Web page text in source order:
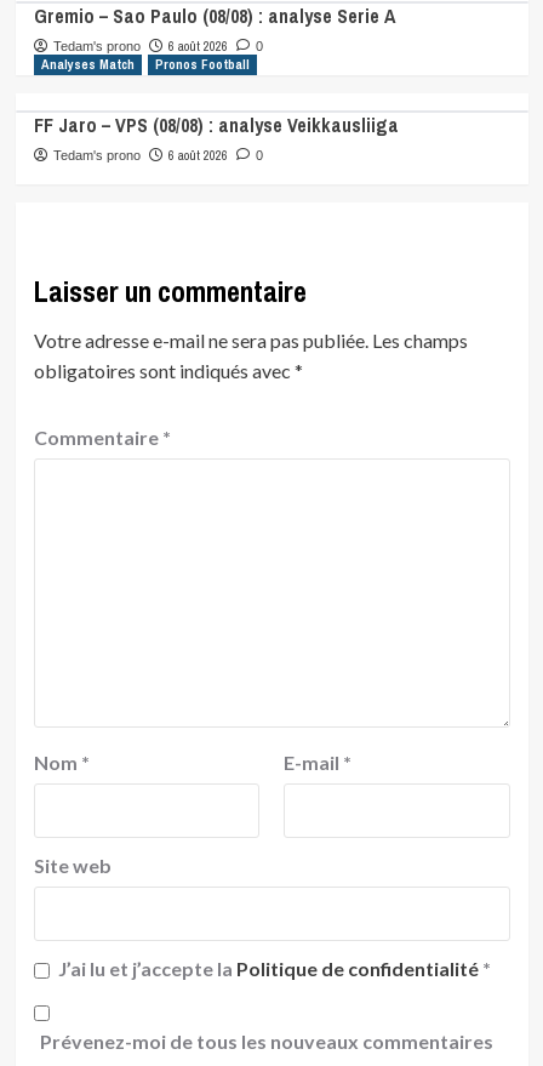
Gremio – Sao Paulo (08/08) : analyse Serie A
Tedam's prono 6 août 2026 0
Analyses Match Pronos Football
FF Jaro – VPS (08/08) : analyse Veikkausliiga
Tedam's prono 6 août 2026 0
Laisser un commentaire
Votre adresse e-mail ne sera pas publiée. Les champs
obligatoires sont indiqués avec *
Commentaire *
Nom * E-mail *
Site web
J’ai lu et j’accepte la Politique de confidentialité *
Prévenez-moi de tous les nouveaux commentaires